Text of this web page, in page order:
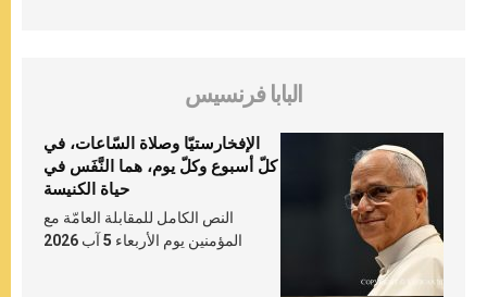
البابا فرنسيس
الإفخارستيّا وصلاة السّاعات، في
كلّ أسبوع وكلّ يوم، هما النَّفَس في
حياة الكنيسة
النص الكامل للمقابلة العامّة مع
المؤمنين يوم الأربعاء 5 آب 2026